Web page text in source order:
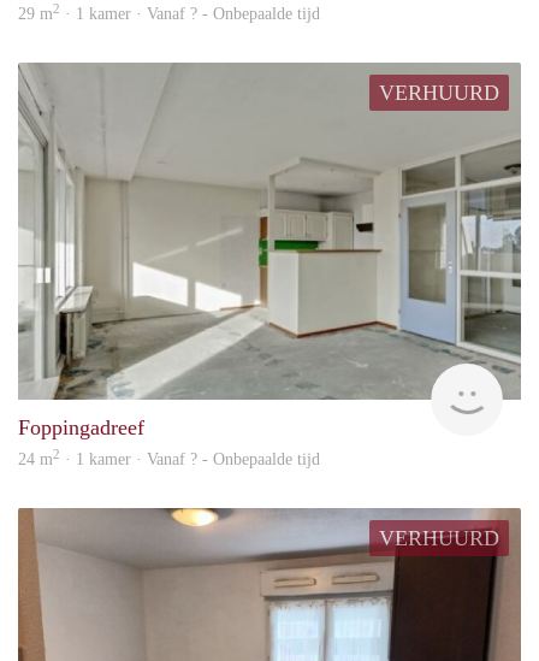
29 m2 · 1 kamer · Vanaf ? - Onbepaalde tijd
VERHUURD
Foppingadreef
24 m2 · 1 kamer · Vanaf ? - Onbepaalde tijd
VERHUURD